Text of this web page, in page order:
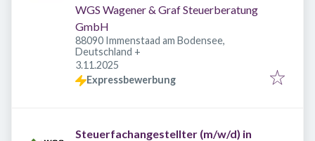
WGS Wagener & Graf Steuerberatung
GmbH
88090 Immenstaad am Bodensee,
Deutschland +
Veröffentlicht
3.11.2025
Expressbewerbung
Steuerfachangestellter (m/w/d) in